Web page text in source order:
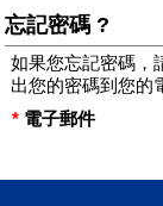
忘記密碼 ?
如果您忘記密碼，
出您的密碼到您的
* 電子郵件